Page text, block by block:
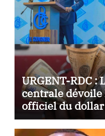
URGENT-RDC :
centrale
officiel du
2026